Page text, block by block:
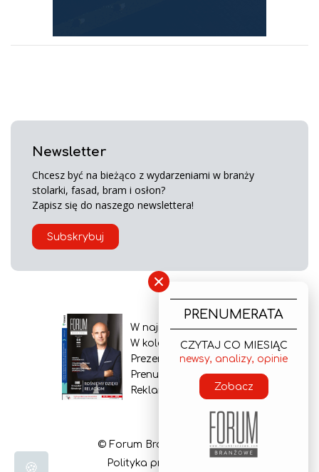
Newsletter
Chcesz być na bieżąco z wydarzeniami w branży
stolarki, fasad, bram i osłon?
Zapisz się do naszego newslettera!
Subskrybuj
W najnowszym wydaniu
W kolejnym numerze
Prezentacja gazety
Prenumerata
Reklama
© Forum Branżowe 2026
Polityka prywatności
×
PRENUMERATA
CZYTAJ CO MIESIĄC
newsy, analizy, opinie
Zobacz
🍪